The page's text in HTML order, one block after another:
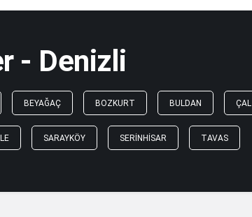
- Denizli
BEYAĞAÇ BOZKURT BULDAN ÇAL
SARAYKÖY SERINHISAR TAVAS